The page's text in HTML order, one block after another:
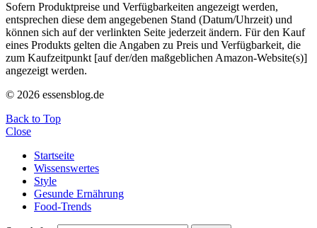
Sofern Produktpreise und Verfügbarkeiten angezeigt werden,
entsprechen diese dem angegebenen Stand (Datum/Uhrzeit) und
können sich auf der verlinkten Seite jederzeit ändern. Für den Kauf
eines Produkts gelten die Angaben zu Preis und Verfügbarkeit, die
zum Kaufzeitpunkt [auf der/den maßgeblichen Amazon-Website(s)]
angezeigt werden.
© 2026 essensblog.de
Back to Top
Close
Startseite
Wissenswertes
Style
Gesunde Ernährung
Food-Trends